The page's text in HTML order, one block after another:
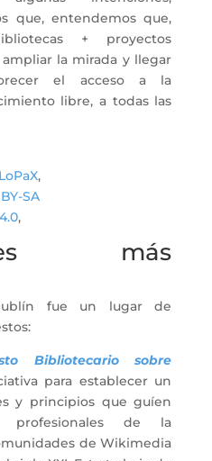
que, entendemos que,
+ proyectos
la mirada y llegar
el acceso a la
libre, a todas las
,
SA
4.0,
más
fue un lugar de
Bibliotecario sobre
para establecer un
y principios que guíen
profesionales de la
de Wikimedia